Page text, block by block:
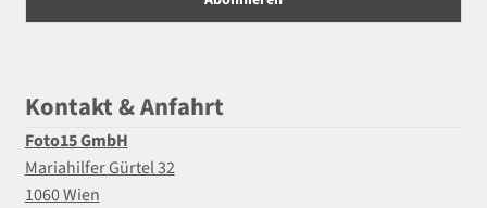
Kontakt & Anfahrt
Foto15 GmbH
Mariahilfer Gürtel 32
1060 Wien